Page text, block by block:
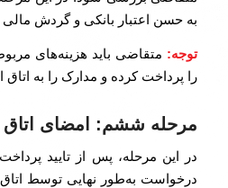
به حسن اعتبار بانکی و گردش
توجه: متقاضی باید هزینه‌های
را پرداخت کرده و مدارک را به اتاق
مرحله ششم: امضای اتاق
در این مرحله، پس از تایید
درخواست به‌طور نهایی توسط اتاق